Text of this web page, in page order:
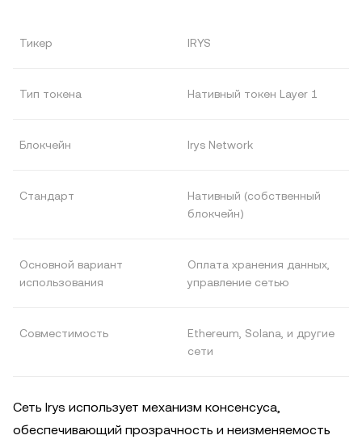
Тикер IRYS
Тип токена Нативный токен Layer 1
Блокчейн Irys Network
Стандарт
Нативный (собственный
блокчейн)
Основной вариант
использования
Оплата хранения данных,
управление сетью
Совместимость
Ethereum, Solana, и другие
сети
Сеть Irys использует механизм консенсуса,
обеспечивающий прозрачность и неизменяемость